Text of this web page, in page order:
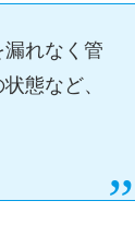
れなく管
態など、